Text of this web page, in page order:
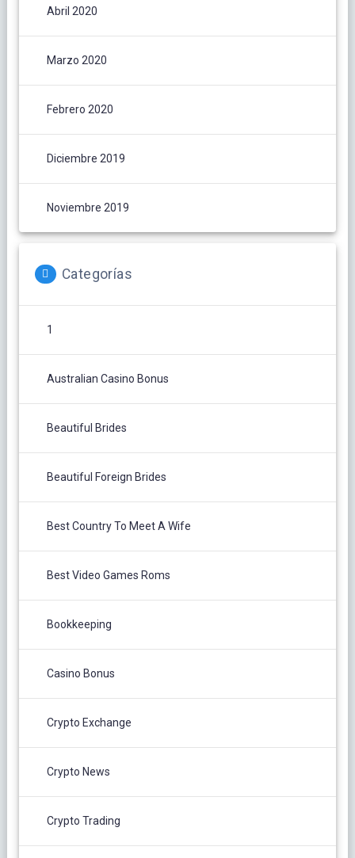
Abril 2020
Marzo 2020
Febrero 2020
Diciembre 2019
Noviembre 2019
Categorías
1
Australian Casino Bonus
Beautiful Brides
Beautiful Foreign Brides
Best Country To Meet A Wife
Best Video Games Roms
Bookkeeping
Casino Bonus
Crypto Exchange
Crypto News
Crypto Trading